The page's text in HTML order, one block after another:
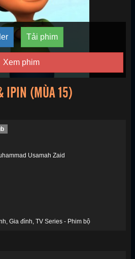
Tải phim
Xem phim
IPIN (MÙA 15)
Usamah Zaid
Gia đình TV Series - Phim bộ